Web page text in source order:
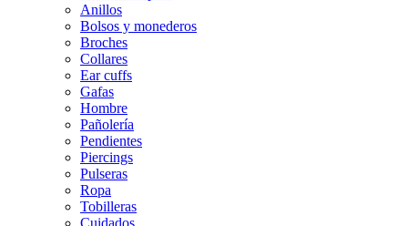
Anillos
Bolsos y monederos
Broches
Collares
Ear cuffs
Gafas
Hombre
Pañolería
Pendientes
Piercings
Pulseras
Ropa
Tobilleras
Cuidados